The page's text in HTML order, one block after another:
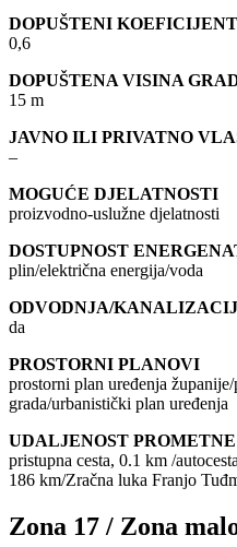
DOPUŠTENI
0,6
DOPUŠTENA VISINA
15 m
JAVNO ILI PRIVATNO
–
MOGUĆE DJELATNOSTI
proizvodno-uslužne djelatnosti
DOSTUPNOST
plin/električna energija/voda
ODVODNJA/
da
PROSTORNI PLANOVI
prostorni plan uređenja
grada/urbanistički plan uređenja
UDALJENOST
pristupna cesta, 0.1 km /
186 km/Zračna luka Franjo
Zona 17 / Zona